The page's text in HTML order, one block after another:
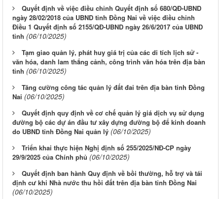
Quyết định về việc điều chỉnh Quyết định số 680/QĐ-UBND
ngày 28/02/2018 của UBND tỉnh Đồng Nai về việc điều chỉnh
Điều 1 Quyết định số 2155/QĐ-UBND ngày 26/6/2017 của UBND
tỉnh (06/10/2025)
Tạm giao quản lý, phát huy giá trị của các di tích lịch sử -
văn hóa, danh lam thắng cảnh, công trình văn hóa trên địa bàn
tỉnh (06/10/2025)
Tăng cường công tác quản lý đất đai trên địa bàn tỉnh Đồng
Nai (06/10/2025)
Quyết định quy định về cơ chế quản lý giá dịch vụ sử dụng
đường bộ các dự án đầu tư xây dựng đường bộ để kinh doanh
do UBND tỉnh Đồng Nai quản lý (06/10/2025)
Triển khai thực hiện Nghị định số 255/2025/NĐ-CP ngày
29/9/2025 của Chính phủ (06/10/2025)
Quyết định ban hành Quy định về bồi thường, hỗ trợ và tái
định cư khi Nhà nước thu hồi đất trên địa bàn tỉnh Đồng Nai
(06/10/2025)